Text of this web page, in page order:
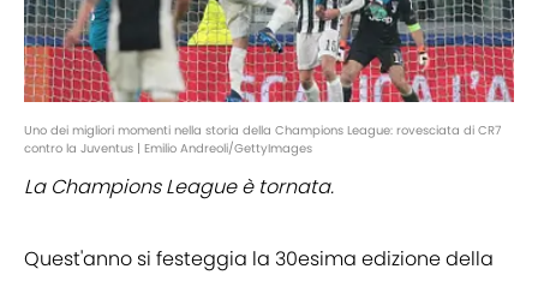
Uno dei migliori momenti nella storia della Champions League: rovesciata di CR7
contro la Juventus | Emilio Andreoli/GettyImages
La Champions League è tornata.
Quest'anno si festeggia la 30esima edizione della